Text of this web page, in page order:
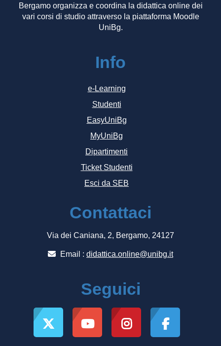
Bergamo organizza e coordina la didattica online dei
vari corsi di studio attraverso la piattaforma Moodle
UniBg.
Info
e-Learning
Studenti
EasyUniBg
MyUniBg
Dipartimenti
Ticket Studenti
Esci da SEB
Contattaci
Via dei Caniana, 2, Bergamo, 24127
Email : didattica.online@unibg.it
Seguici